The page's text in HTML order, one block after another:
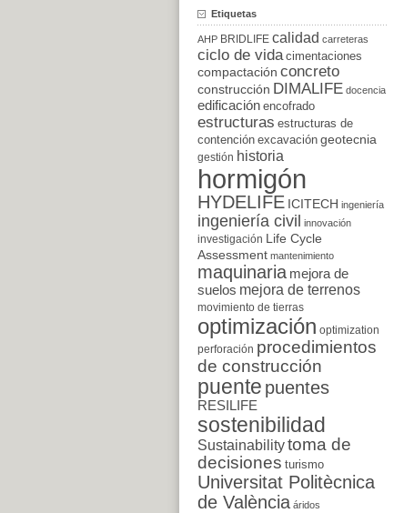
Etiquetas
AHP BRIDLIFE calidad carreteras
ciclo de vida cimentaciones
compactación concreto
construcción DIMALIFE docencia
edificación encofrado
estructuras estructuras de
contención excavación geotecnia
gestión historia
hormigón
HYDELIFE ICITECH ingeniería
ingeniería civil innovación
investigación
Life Cycle
Assessment mantenimiento
maquinaria mejora de
suelos mejora de terrenos
movimiento de tierras
optimización optimization
perforación procedimientos
de construcción
puente puentes
RESILIFE
sostenibilidad
Sustainabilitytoma de
decisiones turismo
Universitat Politècnica
de València áridos